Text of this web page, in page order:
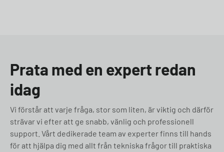
Prata med en expert redan
idag
Vi förstår att varje fråga, stor som liten, är viktig och därför
strävar vi efter att ge snabb, vänlig och professionell
support. Vårt dedikerade team av experter finns till hands
för att hjälpa dig med allt från tekniska frågor till praktiska